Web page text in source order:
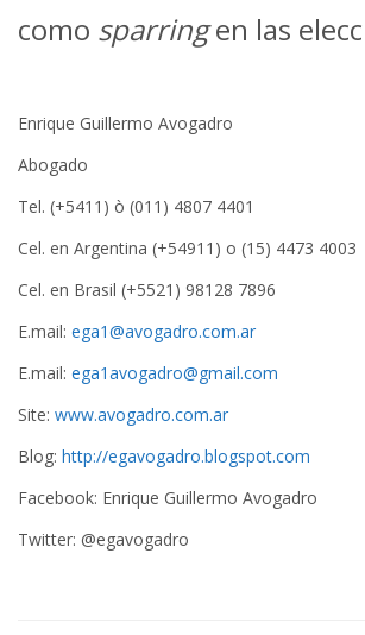
como sparringen las
Enrique Guillermo Avogadro
Abogado
Tel. (+5411) ò (011) 4807 4401
Cel. en Argentina (+54911) o (15) 4473 4003
Cel. en Brasil (+5521) 98128 7896
E.mail: ega1@avogadro.com.ar
E.mail: ega1avogadro@gmail.com
Site: www.avogadro.com.ar
Blog: http://egavogadro.blogspot.com
Facebook: Enrique Guillermo Avogadro
Twitter: @egavogadro